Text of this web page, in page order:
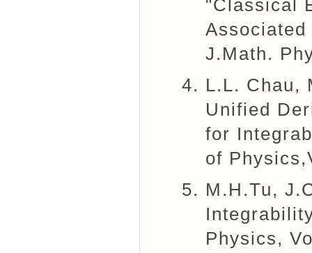
"Classical
J.Math.
L.L. Chau,
Unified
for
of
M.H.Tu,
Physics,